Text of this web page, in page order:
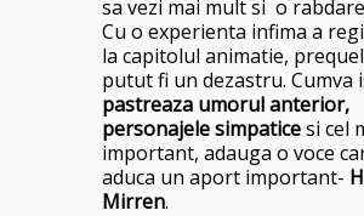
sa vezi mai mult si o
Cu o experienta infima a
la capitolul animatie,
putut fi un dezastru. Cumva
pastreaza umorul anterior,
personajele simpaticesi cel
important, adauga o voce
aduca un aport important-
Mirren.